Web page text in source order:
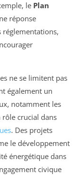
le Plan
réponse
réglementations,
ne se limitent pas
également un
notamment les
crucial dans
. Des projets
le développement
énergétique dans
civique